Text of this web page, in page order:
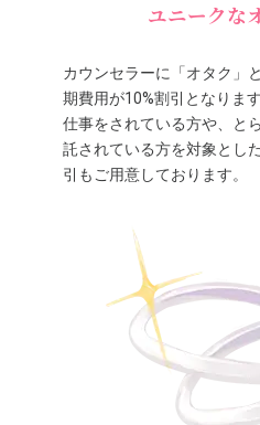
ユニークな
カウンセラーに「オタク」
期費用が10%割引となりま
仕事をされている方や、と
託されている方を対象とし
引もご用意しております。